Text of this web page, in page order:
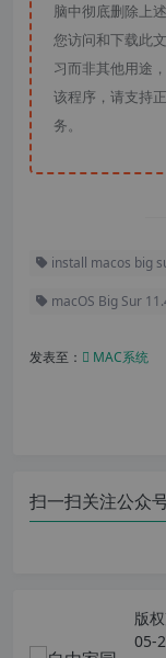
脑中彻底删除上
您访问和下载此
习而非其他用途
该程序，请支持
务。
install macos big
macOS Big Sur
发表至： MAC系统
扫一扫关注公众
版
05-